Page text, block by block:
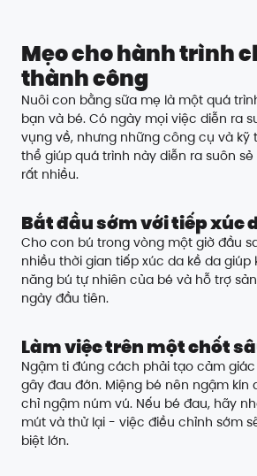
Mẹo chohành trình
thành công
Nuôi con bằng sữa mẹ là một quá
bạn và bé. Có ngày mọi việc diễn ra
vụng về, nhưng những công cụ và kỹ
thể giúp quá trình này diễn ra suôn
rất nhiều.
Bắt đầu sớm với tiếp xúc
Cho con bú trong vòng một giờ đầu
nhiều thời gian tiếp xúc da kề da giúp
năng bú tự nhiên của bé và hỗ trợ
ngày đầu tiên.
Làm việc trên một chốt
Ngậm ti đúng cách phải tạo cảm
gây đau đớn. Miệng bé nên ngậm kín
chỉ ngậm núm vú. Nếu bé đau, hãy
mút và thử lại - việc điều chỉnh sớm
biệt lớn.